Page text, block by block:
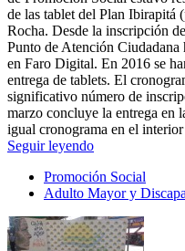
de las tablet del Plan Ibirapitá
Rocha. Desde la inscripción
Punto de Atención Ciudadana
en Faro Digital. En 2016 se
entrega de tablets. El
significativo número de
marzo concluye la entrega en
igual cronograma en el
Seguir leyendo
Promoción Social
Adulto Mayor y